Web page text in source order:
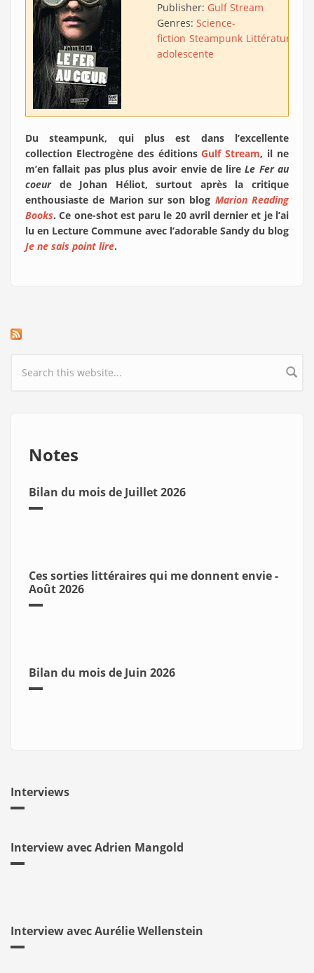
Publisher: Gulf Stream
Genres: Science-
fiction Steampunk Littérature
adolescente
Du steampunk, qui plus est dans l’excellente
collection Electrogène des éditionsGulf Stream, il ne
m’en fallait pas plus plus avoir envie de lireLe Fer au
coeurde Johan Héliot, surtout après la critique
enthousiaste de Marion sur son blog Marion Reading
Books. Ce one-shot est paru le 20 avril dernier et je l’ai
lu en Lecture Commune avec l’adorable Sandy du blog
Je ne sais point lire.
Search form
Notes
Bilan du mois de Juillet 2026
Ces sorties littéraires qui me donnent envie -
Août 2026
Bilan du mois de Juin 2026
Interviews
Interview avec Adrien Mangold
Interview avec Aurélie Wellenstein